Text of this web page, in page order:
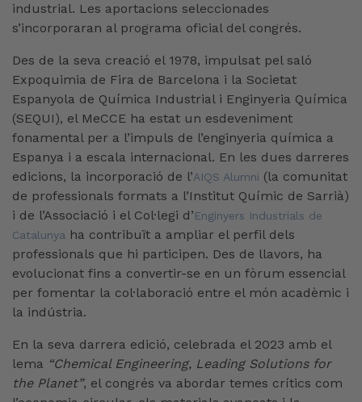
industrial. Les aportacions seleccionades
s’incorporaran al programa oficial del congrés.
Des de la seva creació el 1978, impulsat pel saló
Expoquimia de Fira de Barcelona i la Societat
Espanyola de Química Industrial i Enginyeria Química
(SEQUI), el MeCCE ha estat un esdeveniment
fonamental per a l’impuls de l’enginyeria química a
Espanya i a escala internacional. En les dues darreres
edicions, la incorporació de l’AIQS Alumni (la comunitat
de professionals formats a l’Institut Químic de Sarrià)
i de l’Associació i el Col·legi d’Enginyers Industrials de
Catalunya ha contribuït a ampliar el perfil dels
professionals que hi participen. Des de llavors, ha
evolucionat fins a convertir-se en un fòrum essencial
per fomentar la col·laboració entre el món acadèmic i
la indústria.
En la seva darrera edició, celebrada el 2023 amb el
lema “Chemical Engineering, Leading Solutions for
the Planet”, el congrés va abordar temes crítics com